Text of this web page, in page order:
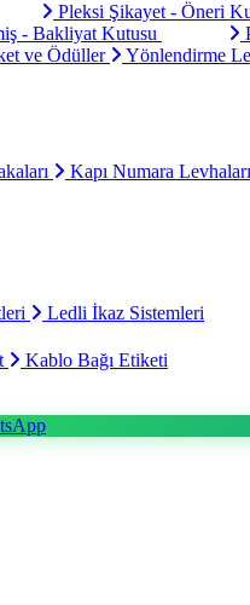
Pleksi Şikayet - Öneri
- Bakliyat Kutusu
ve Ödüller Yönlendirme
Kapı Numara Levhaları
Ledli İkaz Sistemleri
Kablo Bağı Etiketi